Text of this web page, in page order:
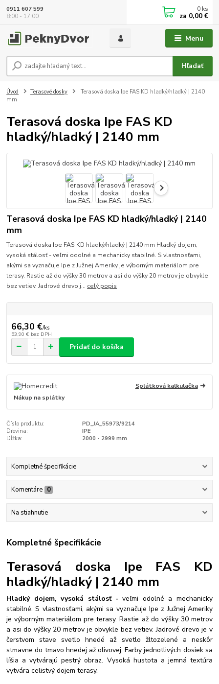
Menu
Hľadať
0911 607 599
8:00 - 17:00
0 ks
za 0,00 €
Úvod Terasové dosky
Terasová doska Ipe FAS KD hladký/hladký | 2140
mm
Terasová doska Ipe FAS KD
hladký/hladký | 2140 mm
Terasová doska Ipe FAS KD hladký/hladký | 2140
mm
Terasová doska Ipe FAS KD hladký/hladký | 2140 mm Hladký dojem,
vysoká stálosť - veľmi odolné a mechanicky stabilné. S vlastnosťami,
akými sa vyznačuje Ipe z Južnej Ameriky je výborným materiálom pre
terasy. Rastie až do výšky 30 metrov a asi do výšky 20 metrov je obvykle
bez vetiev. Jadrové drevo j... celý popis
66,30 €/ks
53,90 € bez DPH
Pridať do košíka
Splátková kalkulačka
Nákup na splátky
Číslo produktu:
PD_JA_55973/9214
Drevina:
IPE
Dĺžka:
2000 - 2999 mm
Kompletné špecifikácie
Komentáre 0
Na stiahnutie
Kompletné špecifikácie
Terasová doska Ipe FAS KD
hladký/hladký | 2140 mm
Hladký dojem, vysoká stálosť -veľmi odolné a mechanicky
stabilné. S vlastnosťami, akými sa vyznačuje Ipe z Južnej Ameriky
je výborným materiálom pre terasy. Rastie až do výšky 30 metrov
a asi do výšky 20 metrov je obvykle bez vetiev. Jadrové drevo je v
čerstvom stave svetlo hnedé až svetlo žltozelené a neskôr
stmavne do tmavo hnedej až olivovej. Farby jednotlivých dosiek sa
líšia a vytvárajú pestrý obraz. Vysoká hustota a jemná textúra
vytvára celistvý dojem terasy.